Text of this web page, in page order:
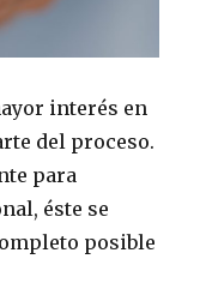
interés en
del proceso.
para
éste se
posible